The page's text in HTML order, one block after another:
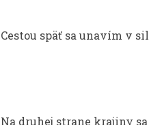
Cestou späť sa unavím v
Na druhej strane krajiny